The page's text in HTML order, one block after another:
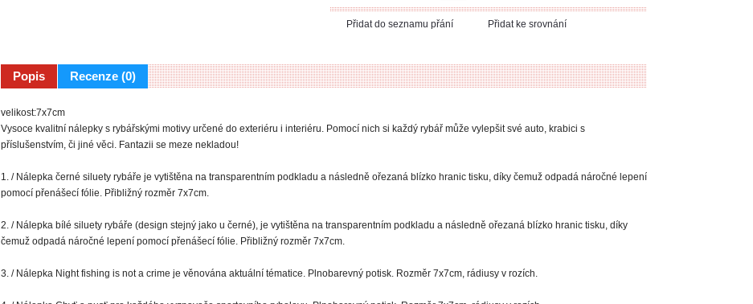
Přidat do seznamu přání Přidat ke srovnání
Popis Recenze (0)
velikost:7x7cm
Vysoce kvalitní nálepky s rybářskými motivy určené do exteriéru i interiéru. Pomocí nich si každý rybář může vylepšit své auto, krabici s
příslušenstvím, či jiné věci. Fantazii se meze nekladou!
1. / Nálepka černé siluety rybáře je vytištěna na transparentním podkladu a následně ořezaná blízko hranic tisku, díky čemuž odpadá náročné lepení
pomocí přenášecí fólie. Přibližný rozměr 7x7cm.
2. / Nálepka bílé siluety rybáře (design stejný jako u černé), je vytištěna na transparentním podkladu a následně ořezaná blízko hranic tisku, díky
čemuž odpadá náročné lepení pomocí přenášecí fólie. Přibližný rozměr 7x7cm.
3. / Nálepka Night fishing is not a crime je věnována aktuální tématice. Plnobarevný potisk. Rozměr 7x7cm, rádiusy v rozích.